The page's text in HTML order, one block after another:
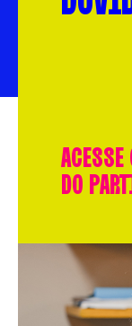
ACESSE
DO